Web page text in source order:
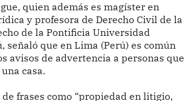
quien además es magíster en
y profesora de Derecho Civil de la
de la Pontificia Universidad
señaló que en Lima (Perú) es común
avisos de advertencia a personas que
casa.
frases como “propiedad en litigio,